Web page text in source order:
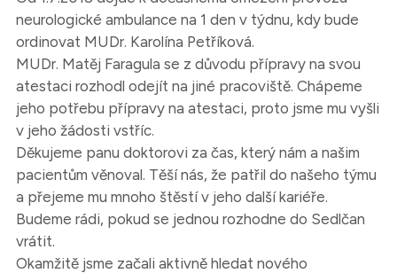
neurologické ambulance na 1 den v týdnu, kdy bude
ordinovat MUDr. Karolína Petříková.
MUDr. Matěj Faragula se z důvodu přípravy na svou
atestaci rozhodl odejít na jiné pracoviště. Chápeme
jeho potřebu přípravy na atestaci, proto jsme mu vyšli
v jeho žádosti vstříc.
Děkujeme panu doktorovi za čas, který nám a našim
pacientům věnoval. Těší nás, že patřil do našeho týmu
a přejeme mu mnoho štěstí v jeho další kariéře.
Budeme rádi, pokud se jednou rozhodne do Sedlčan
vrátit.
Okamžitě jsme začali aktivně hledat nového